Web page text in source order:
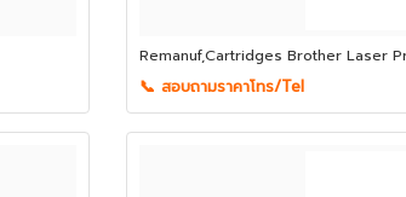
Remanuf,Cartridges Brother Laser
📞 สอบถามราคาโทร/Tel